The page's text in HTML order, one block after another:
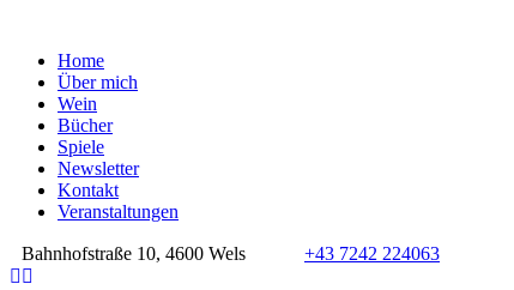
Home
Über mich
Wein
Bücher
Spiele
Newsletter
Kontakt
Veranstaltungen
Bahnhofstraße 10, 4600 Wels +43 7242 224063